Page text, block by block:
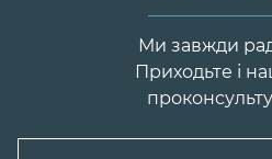
Ми завжди
Приходьте і